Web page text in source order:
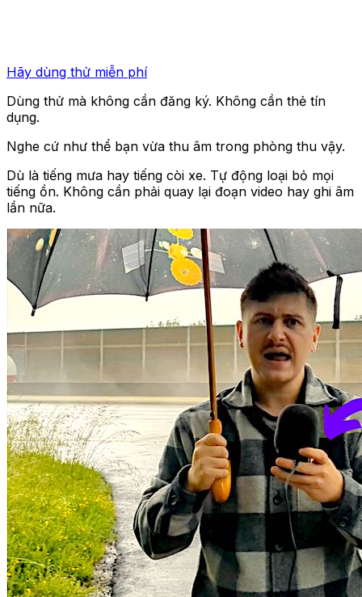
Hãy dùng thử miễn phí
Dùng thử mà không cần đăng ký. Không cần thẻ tín
dụng.
Nghe cứ như thể bạn vừa thu âm trong phòng thu vậy.
Dù là tiếng mưa hay tiếng còi xe. Tự động loại bỏ mọi
tiếng ồn. Không cần phải quay lại đoạn video hay ghi âm
lần nữa.